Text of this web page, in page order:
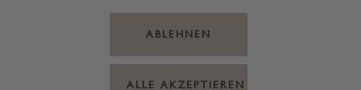
ABLEHNEN
ALLE AKZEPTIEREN